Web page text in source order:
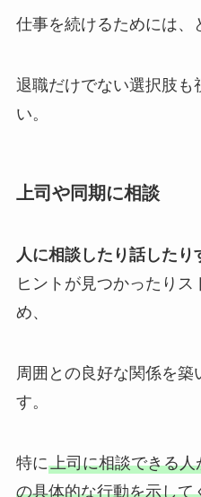
仕事を続けるためには、
退職だけでない選択肢も
い。
上司や同期に相談
人に相談したり話したり
ヒントが見つかったりス
め、
周囲との良好な関係を
す。
特に上司に相談できる
の具体的な行動を示して